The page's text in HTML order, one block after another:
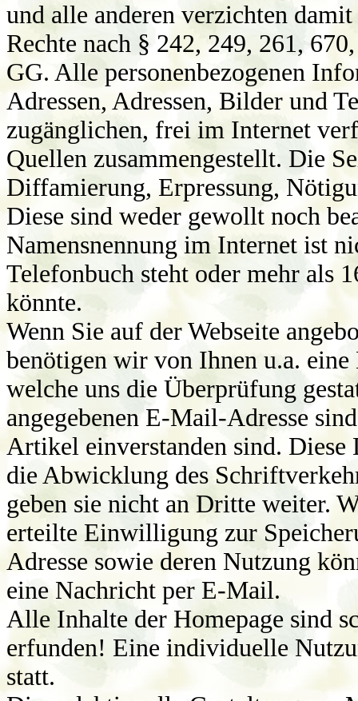
und alle anderen verzichten
Rechte nach § 242, 249, 261,
GG. Alle personenbezogenen
Adressen, Adressen, Bilder und
zugänglichen, frei im Internet
Quellen zusammengestellt. Die
Diffamierung, Erpressung,
Diese sind weder gewollt noch
Namensnennung im Internet ist
Telefonbuch steht oder mehr als
könnte.
Wenn Sie auf der Webseite
benötigen wir von Ihnen u.a.
welche uns die Überprüfung
angegebenen E-Mail-Adresse
Artikel einverstanden sind.
die Abwicklung des
geben sie nicht an Dritte weiter.
erteilte Einwilligung zur
Adresse sowie deren Nutzung
eine Nachricht per E-Mail.
Alle Inhalte der Homepage sind
erfunden! Eine individuelle
statt.